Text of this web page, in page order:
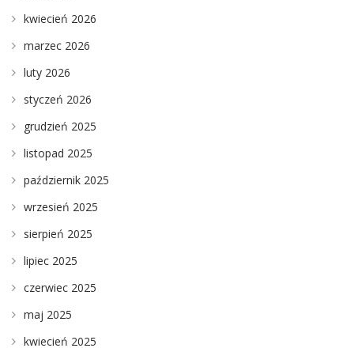
kwiecień 2026
marzec 2026
luty 2026
styczeń 2026
grudzień 2025
listopad 2025
październik 2025
wrzesień 2025
sierpień 2025
lipiec 2025
czerwiec 2025
maj 2025
kwiecień 2025